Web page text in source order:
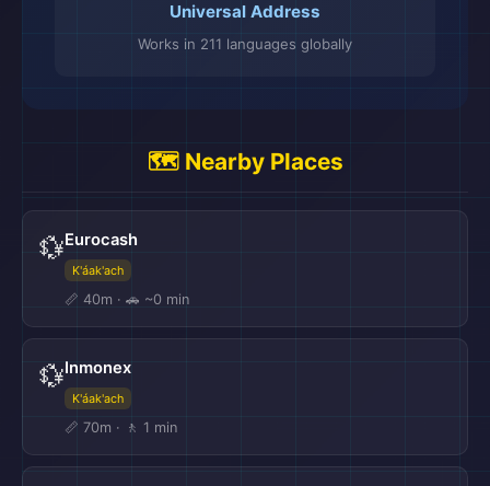
Universal Address
Works in 211 languages globally
🗺️ Nearby Places
💱Eurocash
K'áak'ach
📏 40m · 🚗 ~0 min
💱Inmonex
K'áak'ach
📏 70m · 🚶 1 min